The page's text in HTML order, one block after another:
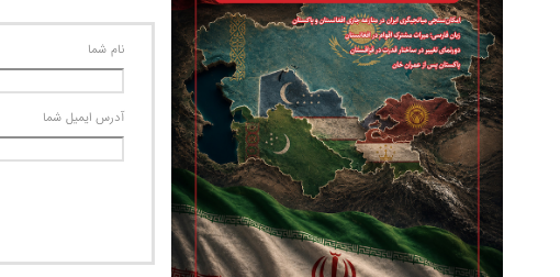
نام شما
آدرس ايميل شما